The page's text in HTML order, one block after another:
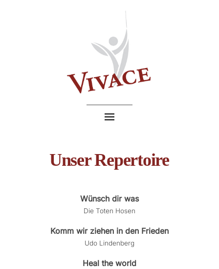
Unser Repertoire
Wünsch dir was
Die Toten Hosen
Komm wir ziehen in den Frieden
Udo Lindenberg
Heal the world